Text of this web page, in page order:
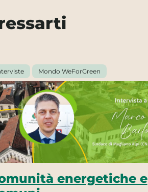
Mondo WeForGreen
energetiche e